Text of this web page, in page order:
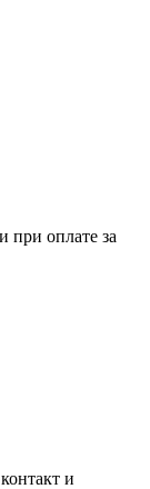
при оплате за
и